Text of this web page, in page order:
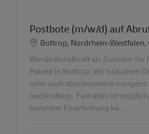
Postbote (m/w/d) auf
Standort
Bottrop, Nordrhein-Westfalen,
Werde Abrufkraft als Zusteller für
Pakete in Bottrop. Wir brauchen
oder auch stundenweise
nachmittags. Fast alles ist
bezahlter Einarbeitung ka...